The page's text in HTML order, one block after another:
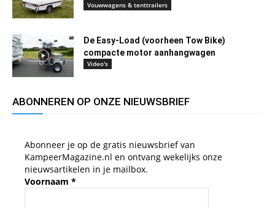
Vouwwagens & tenttrailers
De Easy-Load (voorheen Tow Bike)
compacte motor aanhangwagen
Video's
ABONNEREN OP ONZE NIEUWSBRIEF
Abonneer je op de gratis nieuwsbrief van
KampeerMagazine.nl en ontvang wekelijks onze
nieuwsartikelen in je mailbox.
Voornaam *